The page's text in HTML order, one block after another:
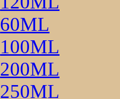
60ML
100ML
200ML
250ML